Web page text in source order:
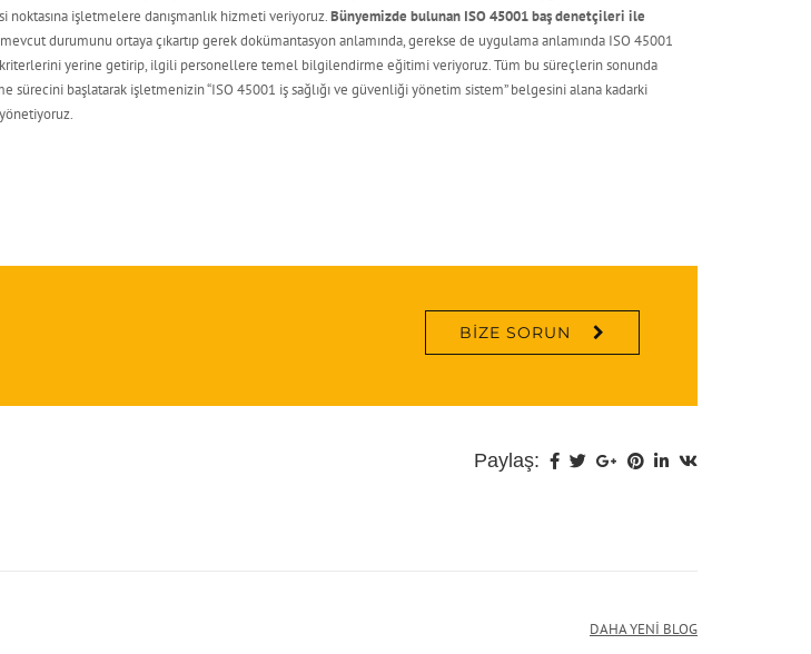
noktasına işletmelere danışmanlık hizmeti veriyoruz.Bünyemizde bulunan ISO 45001 baş denetçileri ile
durumunu ortaya çıkartıp gerek dokümantasyon anlamında, gerekse de uygulama anlamında ISO 45001
kriterlerini yerine getirip, ilgili personellere temel bilgilendirme eğitimi veriyoruz. Tüm bu süreçlerin sonunda
sürecini başlatarak işletmenizin “ISO 45001 iş sağlığı ve güvenliği yönetim sistem” belgesini alana kadarki
BIZE SORUN
Paylaş:
DAHA YENI BLOG